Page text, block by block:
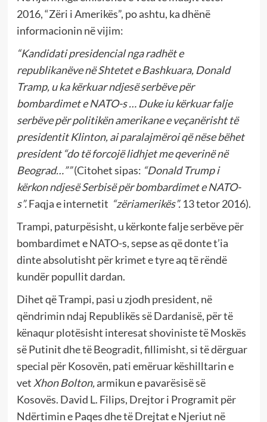
2016, “Zëri i Amerikës”, po ashtu, ka dhënë
informacionin në vijim:
“Kandidati presidencial nga radhët e
republikanëve në Shtetet e Bashkuara, Donald
Tramp, u ka kërkuar ndjesë serbëve për
bombardimet e NATO-s … Duke iu kërkuar falje
serbëve për politikën amerikane e veçanërisht të
presidentit Klinton, ai paralajmëroi që nëse bëhet
president “do të forcojë lidhjet me qeverinë në
Beograd…””(Citohet sipas: “Donald Trump i
kërkon ndjesë Serbisë për bombardimet e NATO-
s”.Faqja e internetit “zëriamerikës”. 13 tetor 2016).
Trampi, paturpësisht, u kërkonte falje serbëve për
bombardimet e NATO-s, sepse as që donte t’ia
dinte absolutisht për krimet e tyre aq të rëndë
kundër popullit dardan.
Dihet që Trampi, pasi u zjodh president, në
qëndrimin ndaj Republikës së Dardanisë, për të
kënaqur plotësisht interesat shoviniste të Moskës
së Putinit dhe të Beogradit, fillimisht, si të dërguar
special për Kosovën, pati emëruar këshilltarin e
vet Xhon Bolton,armikun e pavarësisë së
Kosovës. David L. Filips, Drejtor i Programit për
Ndërtimin e Paqes dhe të Drejtat e Njeriut në